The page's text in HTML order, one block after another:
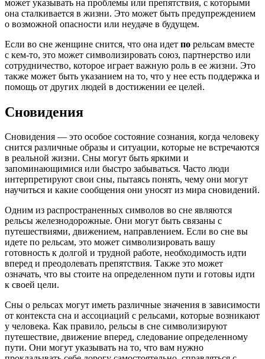
может указывать на проблемы или препятствия, с которыми
она сталкивается в жизни. Это может быть предупреждением
о возможной опасности или неудаче в будущем.
Если во сне женщине снится, что она идет по рельсам вместе
с кем-то, это может символизировать союз, партнерство или
сотрудничество, которое играет важную роль в ее жизни. Это
также может быть указанием на то, что у нее есть поддержка и
помощь от других людей в достижении ее целей.
Сновидения
Сновидения — это особое состояние сознания, когда человеку
снится различные образы и ситуации, которые не встречаются
в реальной жизни. Сны могут быть яркими и
запоминающимися или быстро забываться. Часто люди
интерпретируют свои сны, пытаясь понять, чему они могут
научиться и какие сообщения они уносят из мира сновидений.
Одним из распространенных символов во сне являются
рельсы железнодорожные. Они могут быть связаны с
путешествиями, движением, направлением. Если во сне вы
идете по рельсам, это может символизировать вашу
готовность к долгой и трудной работе, необходимость идти
вперед и преодолевать препятствия. Также это может
означать, что вы стоите на определенном пути и готовы идти
к своей цели.
Сны о рельсах могут иметь различные значения в зависимости
от контекста сна и ассоциаций с рельсами, которые возникают
у человека. Как правило, рельсы в сне символизируют
путешествие, движение вперед, следование определенному
пути. Они могут указывать на то, что вам нужно